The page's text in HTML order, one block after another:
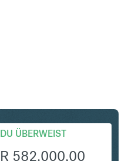
DU ÜBERWEIST
R 582.000,00